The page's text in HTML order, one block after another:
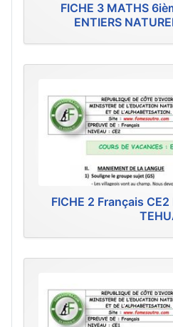
FICHE 3 MATHS
ENTIERS
FICHE 2 Français